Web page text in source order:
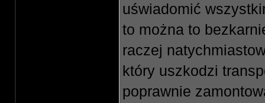
uświadomić
to można to
raczej
który uszkodzi
poprawnie